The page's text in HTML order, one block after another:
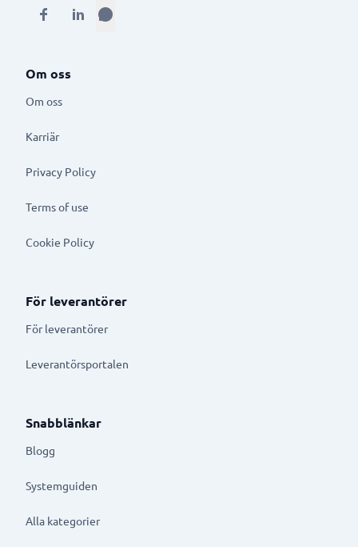
Om oss
Om oss
Karriär
Privacy Policy
Terms of use
Cookie Policy
För leverantörer
För leverantörer
Leverantörsportalen
Snabblänkar
Blogg
Systemguiden
Alla kategorier